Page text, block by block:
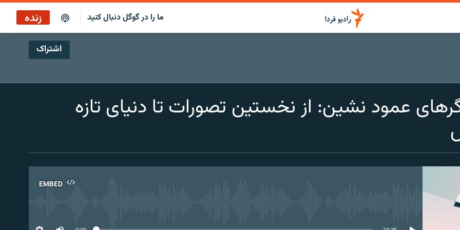
ما را در گوگل دنبال کنید زنده
پخش آنلاین
پخش آنلاین
پخش ماهواره‌ای
اشتراک
SoundCloud
عمود نشین: از نخستین تصورات تا دنیای تازه
EMBED